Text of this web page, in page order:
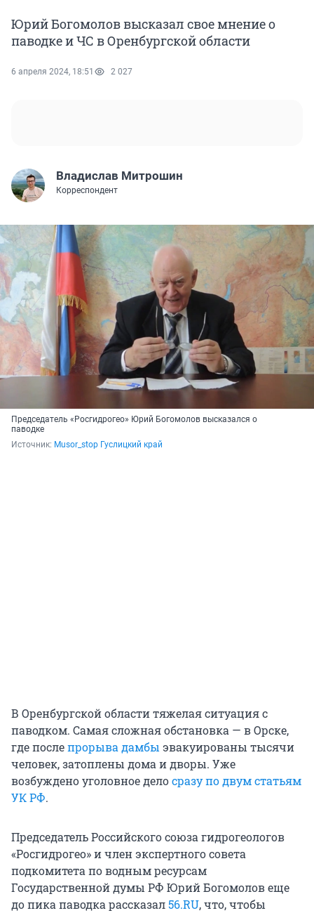
Юрий Богомолов высказал свое мнение о
паводке и ЧС в Оренбургской области
6 апреля 2024, 18:51 2 027
Владислав Митрошин
Корреспондент
Председатель «Росгидрогео» Юрий Богомолов высказался о
паводке
Источник: Musor_stop Гуслицкий край
В Оренбургской области тяжелая ситуация с
паводком. Самая сложная обстановка — в Орске,
где послепрорыва дамбы эвакуированы тысячи
человек, затоплены дома и дворы. Уже
возбуждено уголовное делосразу по двум статьям
УК РФ.
Председатель Российского союза гидрогеологов
«Росгидрогео» и член экспертного совета
подкомитета по водным ресурсам
Государственной думы РФ Юрий Богомолов еще
до пика паводка рассказал56.RU, что, чтобы